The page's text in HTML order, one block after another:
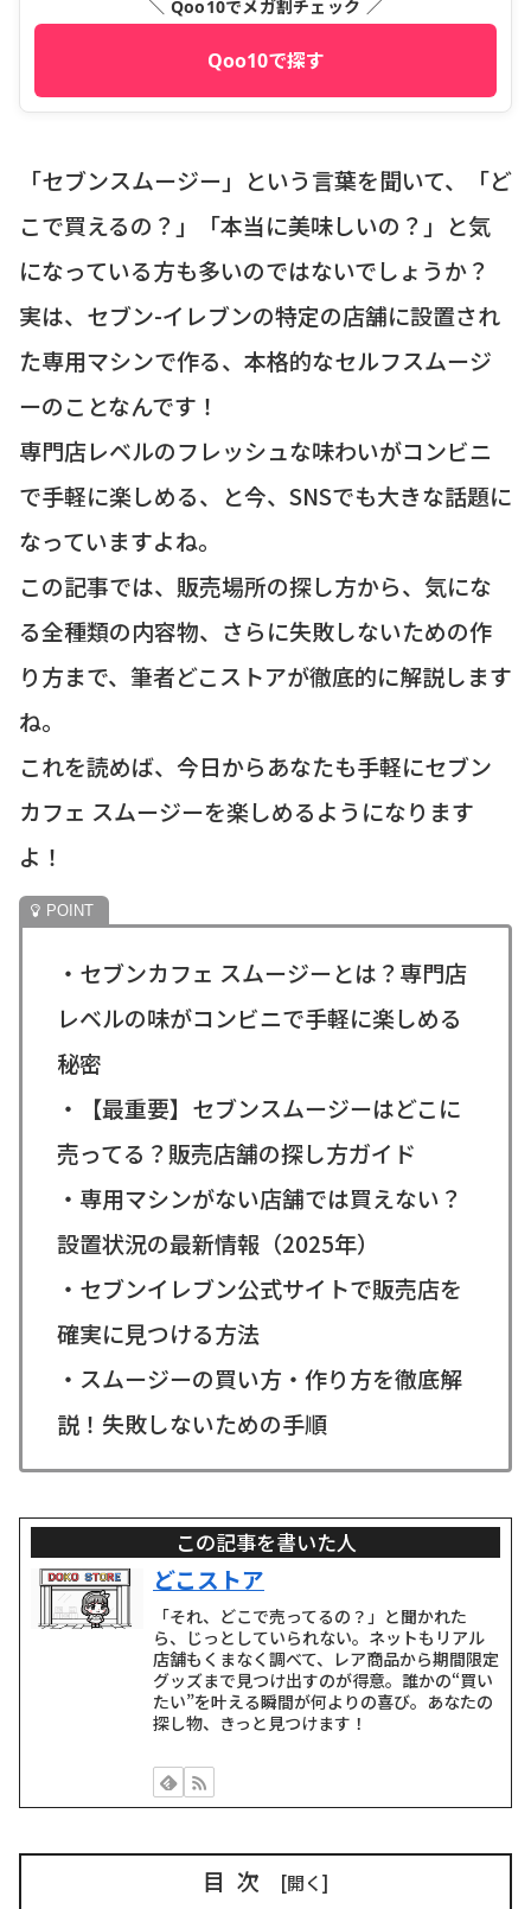
＼ Qoo10でメガ割チェック ／
Qoo10で探す
「セブンスムージー」という言葉を聞いて、「ど
こで買えるの？」「本当に美味しいの？」と気
になっている方も多いのではないでしょうか？
実は、セブン-イレブンの特定の店舗に設置され
た専用マシンで作る、本格的なセルフスムージ
ーのことなんです！
専門店レベルのフレッシュな味わいがコンビニ
で手軽に楽しめる、と今、SNSでも大きな話題に
なっていますよね。
この記事では、販売場所の探し方から、気にな
る全種類の内容物、さらに失敗しないための作
り方まで、筆者どこストアが徹底的に解説します
ね。
これを読めば、今日からあなたも手軽にセブン
カフェ スムージーを楽しめるようになります
よ！
・セブンカフェ スムージーとは？専門店
レベルの味がコンビニで手軽に楽しめる
秘密
・【最重要】セブンスムージーはどこに
売ってる？販売店舗の探し方ガイド
・専用マシンがない店舗では買えない？
設置状況の最新情報（2025年）
・セブンイレブン公式サイトで販売店を
確実に見つける方法
・スムージーの買い方・作り方を徹底解
説！失敗しないための手順
この記事を書いた人
どこストア
「それ、どこで売ってるの？」と聞かれた
ら、じっとしていられない。ネットもリアル
店舗もくまなく調べて、レア商品から期間限定
グッズまで見つけ出すのが得意。誰かの“買い
たい”を叶える瞬間が何よりの喜び。あなたの
探し物、きっと見つけます！
目次